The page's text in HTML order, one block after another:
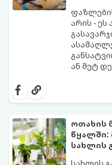
არის - ეს
ან მეტ
ოთახის
წყალში:
სახლის